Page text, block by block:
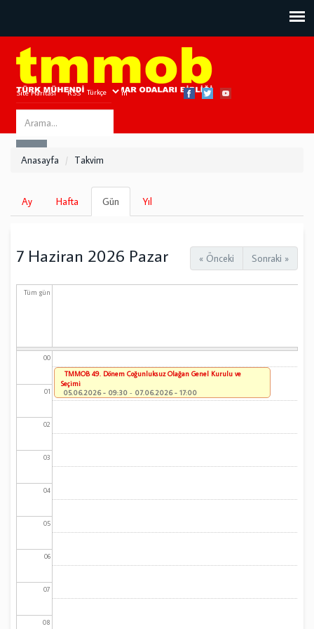
Site Haritası RSS Bize Ulaşın
Search
this
Anasayfa Takvim
Birincil
sekmeler
Ay Hafta Gün
sekme)
Yıl
« Önceki Sonraki »
7 Haziran 2026 Pazar
Tüm gün
00
01
02
03
04
05
06
07
08
TMMOB 49. Dönem Çoğunluksuz Olağan Genel Kurulu ve
Seçimi
05.06.2026 - 09:30 - 07.06.2026 - 17:00